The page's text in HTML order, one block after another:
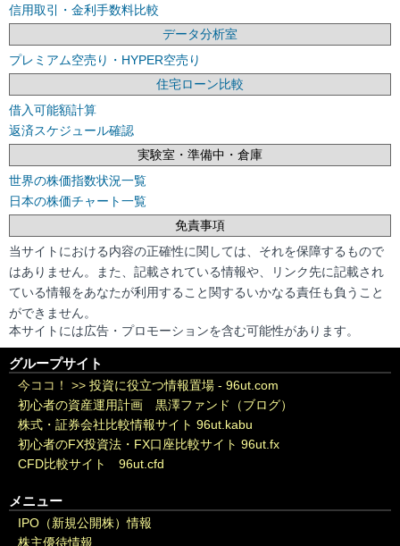
信用取引・金利手数料比較
データ分析室
プレミアム空売り・HYPER空売り
住宅ローン比較
借入可能額計算
返済スケジュール確認
実験室・準備中・倉庫
世界の株価指数状況一覧
日本の株価チャート一覧
免責事項
当サイトにおける内容の正確性に関しては、それを保障するもので
はありません。また、記載されている情報や、リンク先に記載され
ている情報をあなたが利用すること関するいかなる責任も負うこと
ができません。
本サイトには広告・プロモーションを含む可能性があります。
グループサイト
今ココ！ >> 投資に役立つ情報置場 - 96ut.com
初心者の資産運用計画 黒澤ファンド（ブログ）
株式・証券会社比較情報サイト 96ut.kabu
初心者のFX投資法・FX口座比較サイト 96ut.fx
CFD比較サイト 96ut.cfd
メニュー
IPO（新規公開株）情報
株主優待情報